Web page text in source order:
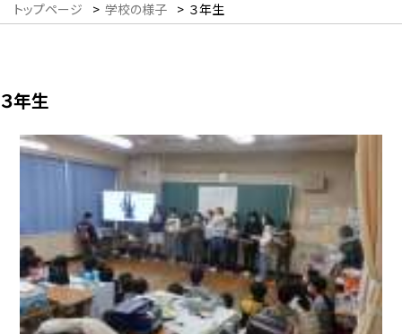
トップページ > 学校の様子 > ３年生
３年生